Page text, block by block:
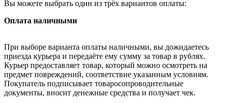
Вы можете выбрать один из трёх вариантов оплаты:
Оплата наличными
При выборе варианта оплаты наличными, вы дожидаетесь
приезда курьера и передаёте ему сумму за товар в рублях.
Курьер предоставляет товар, который можно осмотреть на
предмет повреждений, соответствие указанным условиям.
Покупатель подписывает товаросопроводительные
документы, вносит денежные средства и получает чек.